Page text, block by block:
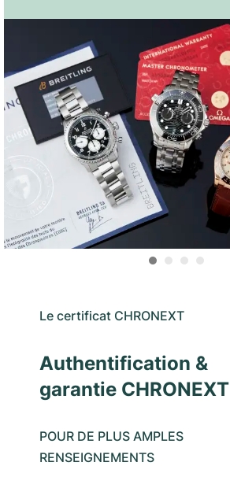
Le certificat CHRONEXT
Authentification &
garantie CHRONEXT
POUR DE PLUS AMPLES
RENSEIGNEMENTS